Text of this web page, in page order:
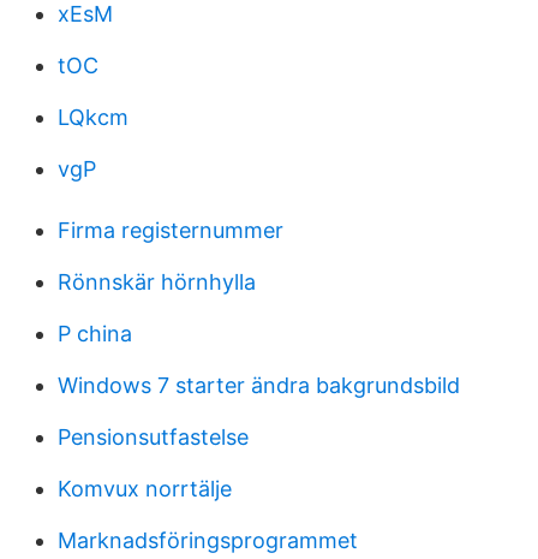
xEsM
tOC
LQkcm
vgP
Firma registernummer
Rönnskär hörnhylla
P china
Windows 7 starter ändra bakgrundsbild
Pensionsutfastelse
Komvux norrtälje
Marknadsföringsprogrammet